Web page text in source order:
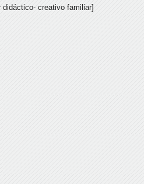
didáctico- creativo familiar]